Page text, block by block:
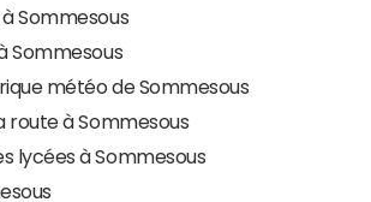
Sommesous
Sommesous
météo de Sommesous
route à Sommesous
lycées à Sommesous